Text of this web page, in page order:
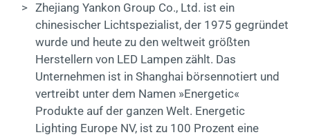
> Zhejiang Yankon Group Co., Ltd. ist ein
chinesischer Lichtspezialist, der 1975 gegründet
wurde und heute zu den weltweit größten
Herstellern von LED Lampen zählt. Das
Unternehmen ist in Shanghai börsennotiert und
vertreibt unter dem Namen »Energetic«
Produkte auf der ganzen Welt. Energetic
Lighting Europe NV, ist zu 100 Prozent eine